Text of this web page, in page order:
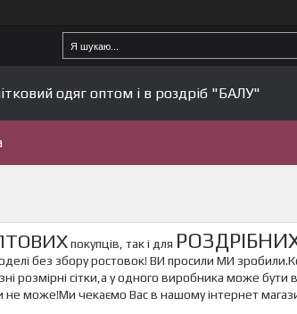
одяг оптом і в роздріб "БАЛУ"
покупців, так і для
без збору ростовок! ВИ просили МИ
розмірні сітки,а у одного виробника може
може!Ми чекаємо Вас в нашому інтернет